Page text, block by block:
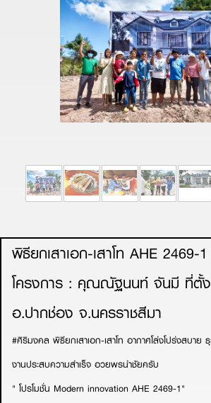
พิธียกเสาเอก-เสาโท AHE 2469-
โครงการ : คุณณัฐนนท์ จันมี ที่ตั้ง
อ.ปากช่อง จ.นครราชสีมา
#ศิริมงคล พิธียกเสาเอก-เสาโท อากาศโล่งโปร่งสบา
งานประสบความสำเร็จ อวยพรนำชัยครับ
" โปรโมชั่น Modern innovation AHE 2469-1"